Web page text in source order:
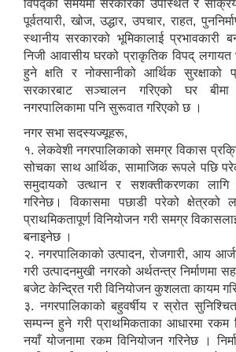
विपद्को समयमा सरकारको उपस्थित र
पूर्वतयारी, खोज, उद्धार, उपचार, राहत,
स्थानीय सरकारको भूमिकालाई प्रभावकारी
निजी आवासीय घरको प्राकृतिक विपद् लगायत
हुने क्षति र नोक्सानीको आर्थिक सुरक्षाको
सरकारबाट सञ्चालन गरिएको घर
नगरपालिकामा पनि सुरूवात गरिएको छ ।
नगर सभा सदस्यज्यूहरू,
१. लेकवेशी नगरपालिकाको समग्र विकास
सोचका साथ आर्थिक, सामाजिक रूपले पछि
समुदायको उत्थान र सशक्तीकरणका लागि
गरिनेछ। विकासमा पछाडी परेको क्षेत्रको
प्राथमिकतापूर्ण विनियोजन गरी समग्र
बनाइनेछ ।
२. नगरपालिकाको उत्पादन, रोजगारी, आय
गरी उत्पादनमुखी नगरको अर्थतन्त्र निर्माणमा
बजेट केन्द्रित गरी विनियोजन कुशलता कायम
३. नगरपालिकाको बहुवर्षीय र स्रोत
सम्पन्न हुने गरी प्राथमिकताका आधारमा रकम
नयाँ योजनामा रकम विनियोजन गरिनेछ ।